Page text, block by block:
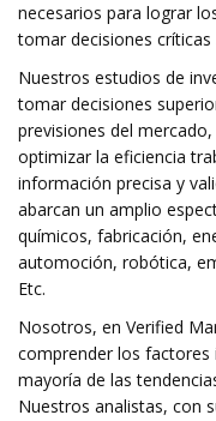
necesarios para lograr
tomar decisiones críticas
Nuestros estudios de
tomar decisiones
previsiones del
optimizar la eficiencia
información precisa y
abarcan un amplio
químicos, fabricación,
automoción, robótica,
Etc.
Nosotros, en Verified
comprender los factores
mayoría de las
Nuestros analistas, con